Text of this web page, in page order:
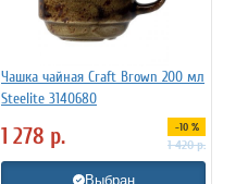
Чашка чайная Craft Brown 200 мл
Steelite 3140680
1 278 р. -10 %
1 420р.
Выбран